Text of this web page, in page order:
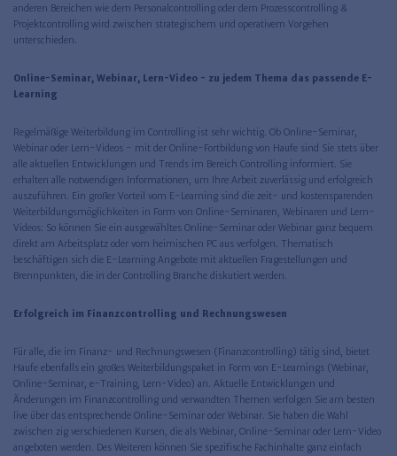
anderen Bereichen wie dem Personalcontrolling oder dem Prozesscontrolling &
Projektcontrolling wird zwischen strategischem und operativem Vorgehen
unterschieden.
Online-Seminar, Webinar, Lern-Video - zu jedem Thema das passende E-
Learning
Regelmäßige Weiterbildung im Controlling ist sehr wichtig. Ob Online-Seminar,
Webinar oder Lern-Videos - mit der Online-Fortbildung von Haufe sind Sie stets über
alle aktuellen Entwicklungen und Trends im Bereich Controlling informiert. Sie
erhalten alle notwendigen Informationen, um Ihre Arbeit zuverlässig und erfolgreich
auszuführen. Ein großer Vorteil vom E-Learning sind die zeit- und kostensparenden
Weiterbildungsmöglichkeiten in Form von Online-Seminaren, Webinaren und Lern-
Videos: So können Sie ein ausgewähltes Online-Seminar oder Webinar ganz bequem
direkt am Arbeitsplatz oder vom heimischen PC aus verfolgen. Thematisch
beschäftigen sich die E-Learning Angebote mit aktuellen Fragestellungen und
Brennpunkten, die in der Controlling Branche diskutiert werden.
Erfolgreich im Finanzcontrolling und Rechnungswesen
Für alle, die im Finanz- und Rechnungswesen (Finanzcontrolling) tätig sind, bietet
Haufe ebenfalls ein großes Weiterbildungspaket in Form von E-Learnings (Webinar,
Online-Seminar, e-Training, Lern-Video) an. Aktuelle Entwicklungen und
Änderungen im Finanzcontrolling und verwandten Themen verfolgen Sie am besten
live über das entsprechende Online-Seminar oder Webinar. Sie haben die Wahl
zwischen zig verschiedenen Kursen, die als Webinar, Online-Seminar oder Lern-Video
angeboten werden. Des Weiteren können Sie spezifische Fachinhalte ganz einfach